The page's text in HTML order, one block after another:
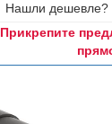
Нашли дешевле?
Прикрепите